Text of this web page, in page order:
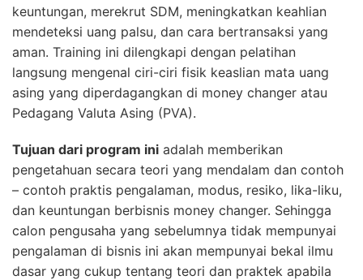
keuntungan, merekrut SDM, meningkatkan keahlian
mendeteksi uang palsu, dan cara bertransaksi yang
aman. Training ini dilengkapi dengan pelatihan
langsung mengenal ciri-ciri fisik keaslian mata uang
asing yang diperdagangkan di money changer atau
Pedagang Valuta Asing (PVA).
Tujuan dari program ini adalah memberikan
pengetahuan secara teori yang mendalam dan contoh
– contoh praktis pengalaman, modus, resiko, lika-liku,
dan keuntungan berbisnis money changer. Sehingga
calon pengusaha yang sebelumnya tidak mempunyai
pengalaman di bisnis ini akan mempunyai bekal ilmu
dasar yang cukup tentang teori dan praktek apabila